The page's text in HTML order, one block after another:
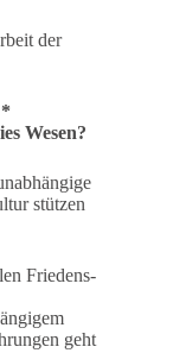
der
Wesen?
stützen
Friedens-
geht